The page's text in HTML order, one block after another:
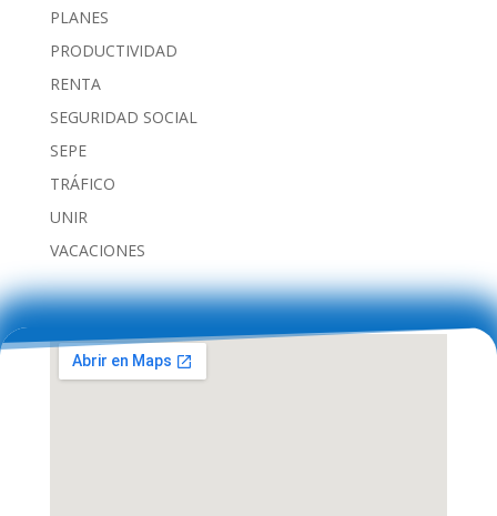
PLANES
PRODUCTIVIDAD
RENTA
SEGURIDAD SOCIAL
SEPE
TRÁFICO
UNIR
VACACIONES